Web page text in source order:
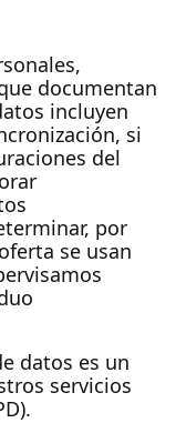
documentan
incluyen
si
del
por
se usan
datos es un
servicios